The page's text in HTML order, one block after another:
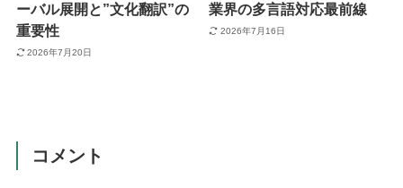
ーバル展開と”文化翻訳”の
重要性
2026年7月20日
業界の多言語対応最前線
2026年7月16日
コメント